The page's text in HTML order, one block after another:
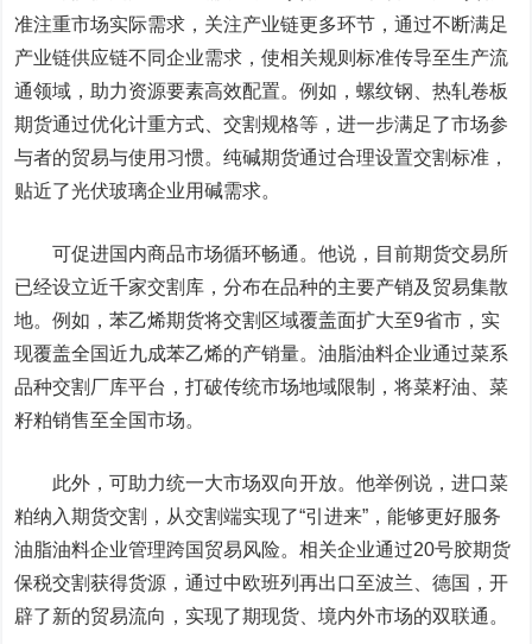
准注重市场实际需求，关注产业链更多环节，通过不断满足
产业链供应链不同企业需求，使相关规则标准传导至生产流
通领域，助力资源要素高效配置。例如，螺纹钢 、热轧卷板
期货通过优化计重方式、交割规格等，进一步满足了市场参
与者的贸易与使用习惯。纯碱期货通过合理设置交割标准，
贴近了光伏玻璃企业用碱需求。
可促进国内商品市场循环畅通。他说，目前期货交易所
已经设立近千家交割库，分布在品种的主要产销及贸易集散
地。例如，苯乙烯期货将交割区域覆盖面扩大至9省市，实
现覆盖全国近九成苯乙烯的产销量。油脂油料企业通过菜系
品种交割厂库平台，打破传统市场地域限制，将菜籽油、菜
籽粕销售至全国市场。
此外，可助力统一大市场双向开放。他举例说，进口菜
粕纳入期货交割，从交割端实现了“引进来”，能够更好服务
油脂油料企业管理跨国贸易风险。相关企业通过20号胶期货
保税交割获得货源，通过中欧班列再出口至波兰、德国，开
辟了新的贸易流向，实现了期现货、境内外市场的双联通。